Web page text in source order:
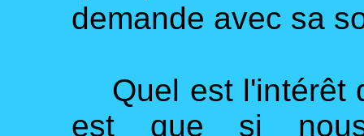
demande avec sa
Quel est l'intérêt
est que si